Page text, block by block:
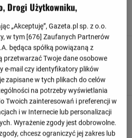
od rzutu z autu na własnej
37%, Paris Saint-Germain: 63%.
Drogi Użytkowniku,
„Akceptuję”, Gazeta.pl sp. z o.o.
w tym [676] Zaufanych Partnerów
będąca spółką powiązaną z
przetwarzać Twoje dane osobowe
e-mail czy identyfikatory plików
zapisane w tych plikach do celów
na potrzeby wyświetlania
Twoich zainteresowań i preferencji w
i w Internecie lub personalizacji
Wyrażenie zgody jest dobrowolne.
chcesz ograniczyć jej zakres lub